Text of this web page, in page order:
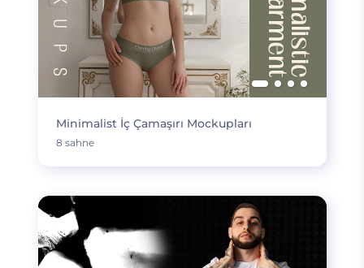
Minimalist İç Çamaşırı Mockupları
8 sahne